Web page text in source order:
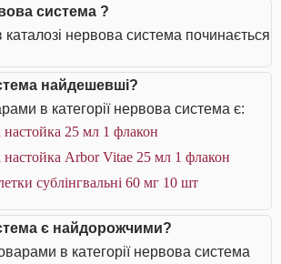
система ?
каталозі нервова система починається
найдешевші?
в категорії нервова система є:
25 мл 1 флакон
Arbor Vitae 25 мл 1 флакон
сублінгвальні 60 мг 10 шт
є найдорожчими?
в категорії нервова система